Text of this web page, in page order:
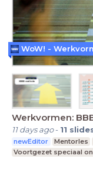
Werkvormen:
11 days ago- 11
newEditor Mentorles
Voortgezet speciaal
WoW! -